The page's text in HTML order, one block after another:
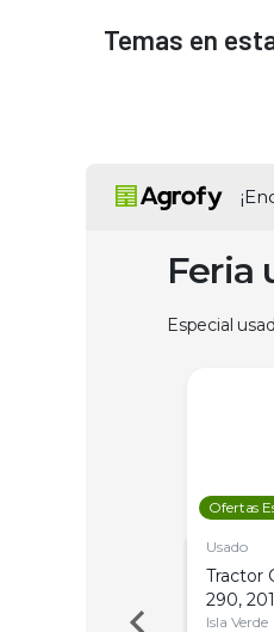
Temas en
Feria
Especial
Ofertas
Usado
Tractor
290,
Isla Verde